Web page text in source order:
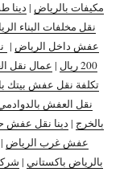
مكيفات بالرياض | دينا
نقل مخلفات البناء
عفش داخل الرياض |
200 ريال
| عمال نقل
تكلفة نقل عفش بيتك
نقل العفش
بالخرج | دينا نقل عفش
عفش غرب الرياض |
بالرياض باكستاني |